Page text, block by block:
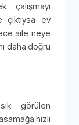
çıktıysa ev
aile neye
daha doğru
görülen
hızlı